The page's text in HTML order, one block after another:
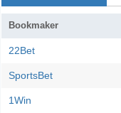
Bookmaker
22Bet
SportsBet
1Win